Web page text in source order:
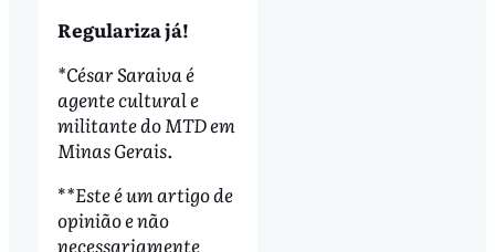
Regulariza já!
*César Saraiva é
agente cultural e
militante do MTD em
Minas Gerais.
**Este é um artigo de
opinião e não
necessariamente